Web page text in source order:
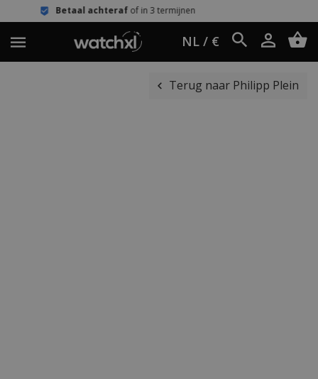
achteraf of in 3 termijnen
NL / €
Terug naar Philipp Plein